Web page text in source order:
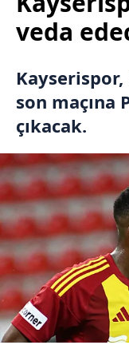
veda
Kayserispor,
son maçına
çıkacak.